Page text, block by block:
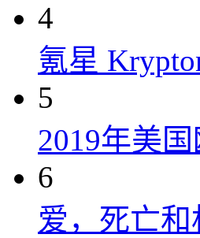
4
氪星
5
2019年美
6
爱，死亡和